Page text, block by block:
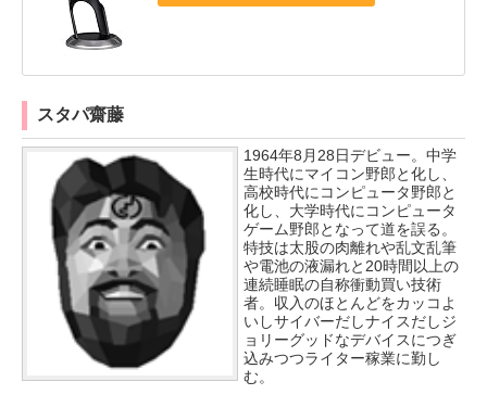
スタパ齋藤
1964年8月28日デビュー。中学
生時代にマイコン野郎と化し、
高校時代にコンピュータ野郎と
化し、大学時代にコンピュータ
ゲーム野郎となって道を誤る。
特技は太股の肉離れや乱文乱筆
や電池の液漏れと20時間以上の
連続睡眠の自称衝動買い技術
者。収入のほとんどをカッコよ
いしサイバーだしナイスだしジ
ョリーグッドなデバイスにつぎ
込みつつライター稼業に勤し
む。